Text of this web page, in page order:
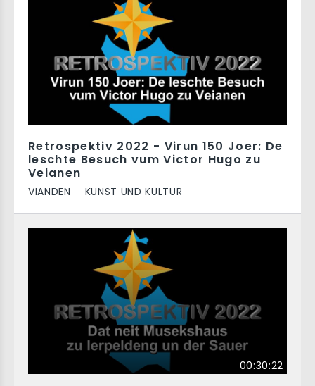
Retrospektiv 2022 - Virun 150 Joer: De
leschte Besuch vum Victor Hugo zu
Veianen
VIANDEN KUNST UND KULTUR
00:30:22